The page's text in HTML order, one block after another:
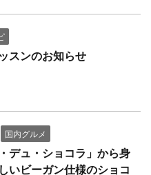
スンのお知らせ
国内グルメ
デュ・ショコラ」から身
いビーガン仕様のショコ